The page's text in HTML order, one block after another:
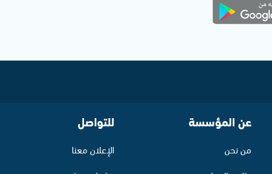
عن المؤسسة
من نحن
للتواصل
الإعلان معنا